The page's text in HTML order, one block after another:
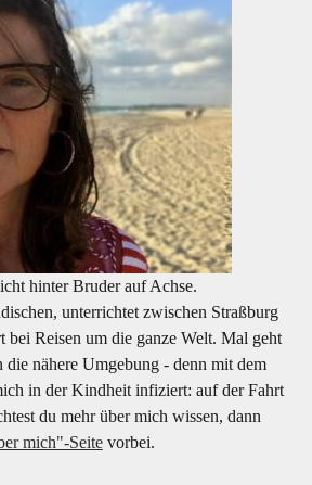
hinter Bruder auf Achse.
unterrichtet zwischen Straßburg
bei Reisen um die ganze Welt. Mal geht
die nähere Umgebung - denn mit dem
in der Kindheit infiziert: auf der Fahrt
du mehr über mich wissen, dann
mich"-Seitevorbei.